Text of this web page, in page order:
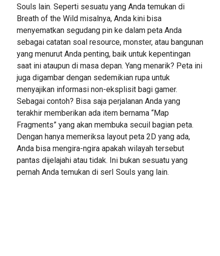
Souls lain. Seperti sesuatu yang Anda temukan di
Breath of the Wild misalnya, Anda kini bisa
menyematkan segudang pin ke dalam peta Anda
sebagai catatan soal resource, monster, atau bangunan
yang menurut Anda penting, baik untuk kepentingan
saat ini ataupun di masa depan. Yang menarik? Peta ini
juga digambar dengan sedemikian rupa untuk
menyajikan informasi non-eksplisit bagi gamer.
Sebagai contoh? Bisa saja perjalanan Anda yang
terakhir memberikan ada item bernama “Map
Fragments” yang akan membuka secuil bagian peta.
Dengan hanya memeriksa layout peta 2D yang ada,
Anda bisa mengira-ngira apakah wilayah tersebut
pantas dijelajahi atau tidak. Ini bukan sesuatu yang
pernah Anda temukan di serI Souls yang lain.